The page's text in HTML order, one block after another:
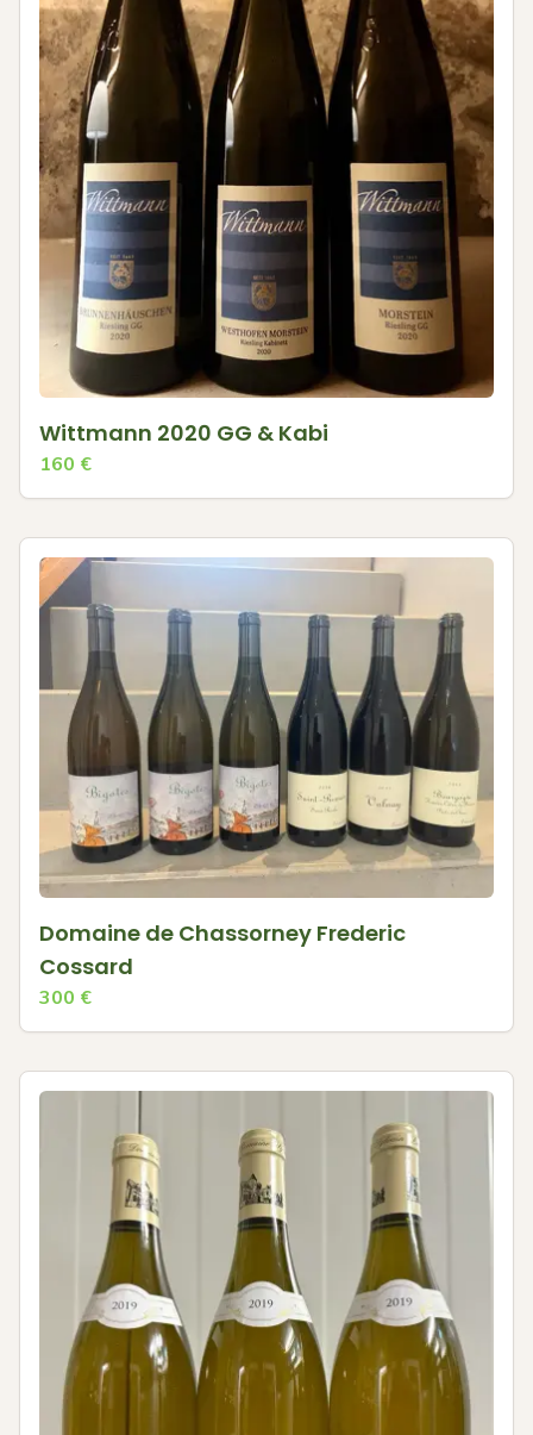
Wittmann 2020 GG & Kabi
160 €
Domaine de Chassorney Frederic
Cossard
300 €